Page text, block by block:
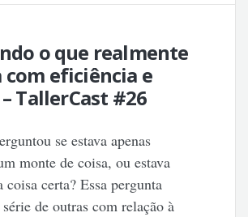
o que realmente
eficiência e
TallerCast #26
se estava apenas
monte de coisa, ou estava
coisa certa? Essa pergunta
de outras com relação à